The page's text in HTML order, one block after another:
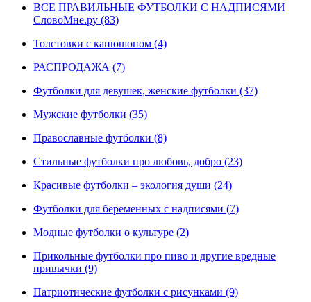
ВСЕ ПРАВИЛЬНЫЕ ФУТБОЛКИ С НАДПИСЯМИ
СловоМне.ру (83)
Толстовки с капюшоном (4)
РАСПРОДАЖА (7)
Футболки для девушек, женские футболки (37)
Мужские футболки (35)
Православные футболки (8)
Стильные футболки про любовь, добро (23)
Красивые футболки – экология души (24)
Футболки для беременных с надписями (7)
Модные футболки о культуре (2)
Прикольные футболки про пиво и другие вредные
привычки (9)
Патриотические футболки с рисунками (9)